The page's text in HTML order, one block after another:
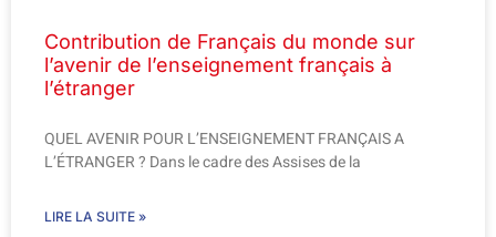
Contribution de Français du monde sur
l’avenir de l’enseignement français à
l’étranger
QUEL AVENIR POUR L’ENSEIGNEMENT FRANÇAIS A
L’ÉTRANGER ? Dans le cadre des Assises de la
LIRE LA SUITE »